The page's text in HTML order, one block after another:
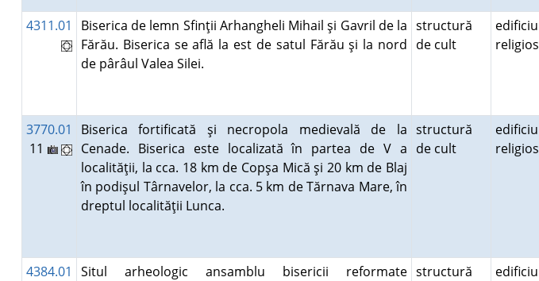
4311.01
Biserica de lemn Sfinţii Arhangheli Mihail şi Gavril de la
Fărău. Biserica se află la est de satul Fărău şi la nord
de pârâul Valea Silei.
structură
de cult
edificiu
religios
3770.01
11
Biserica fortificată şi necropola medievală de la
Cenade. Biserica este localizată în partea de V a
localităţii, la cca. 18 km de Copşa Mică şi 20 km de Blaj
în podişul Târnavelor, la cca. 5 km de Tărnava Mare, în
dreptul localităţii Lunca.
structură
de cult
edificiu
religios
4384.01
Situl arheologic ansamblu bisericii reformate structură
edificiu